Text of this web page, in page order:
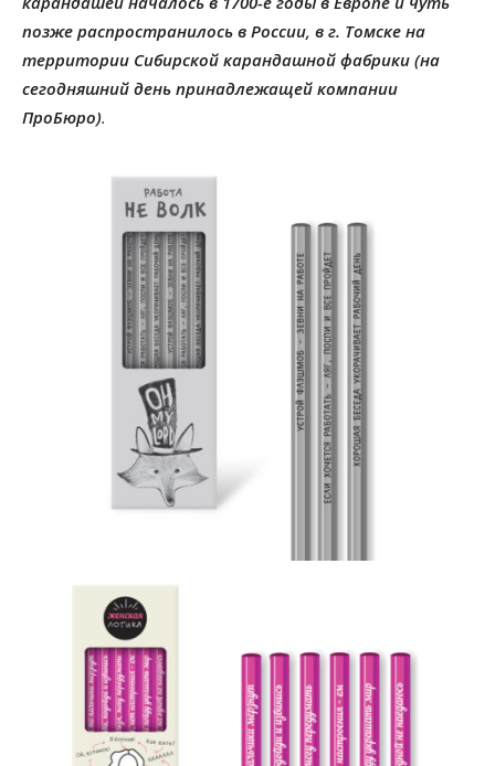
позже распространилось в России, в г. Томске на
территории Сибирской карандашной фабрики (на
сегодняшний день принадлежащей компании
ПроБюро).